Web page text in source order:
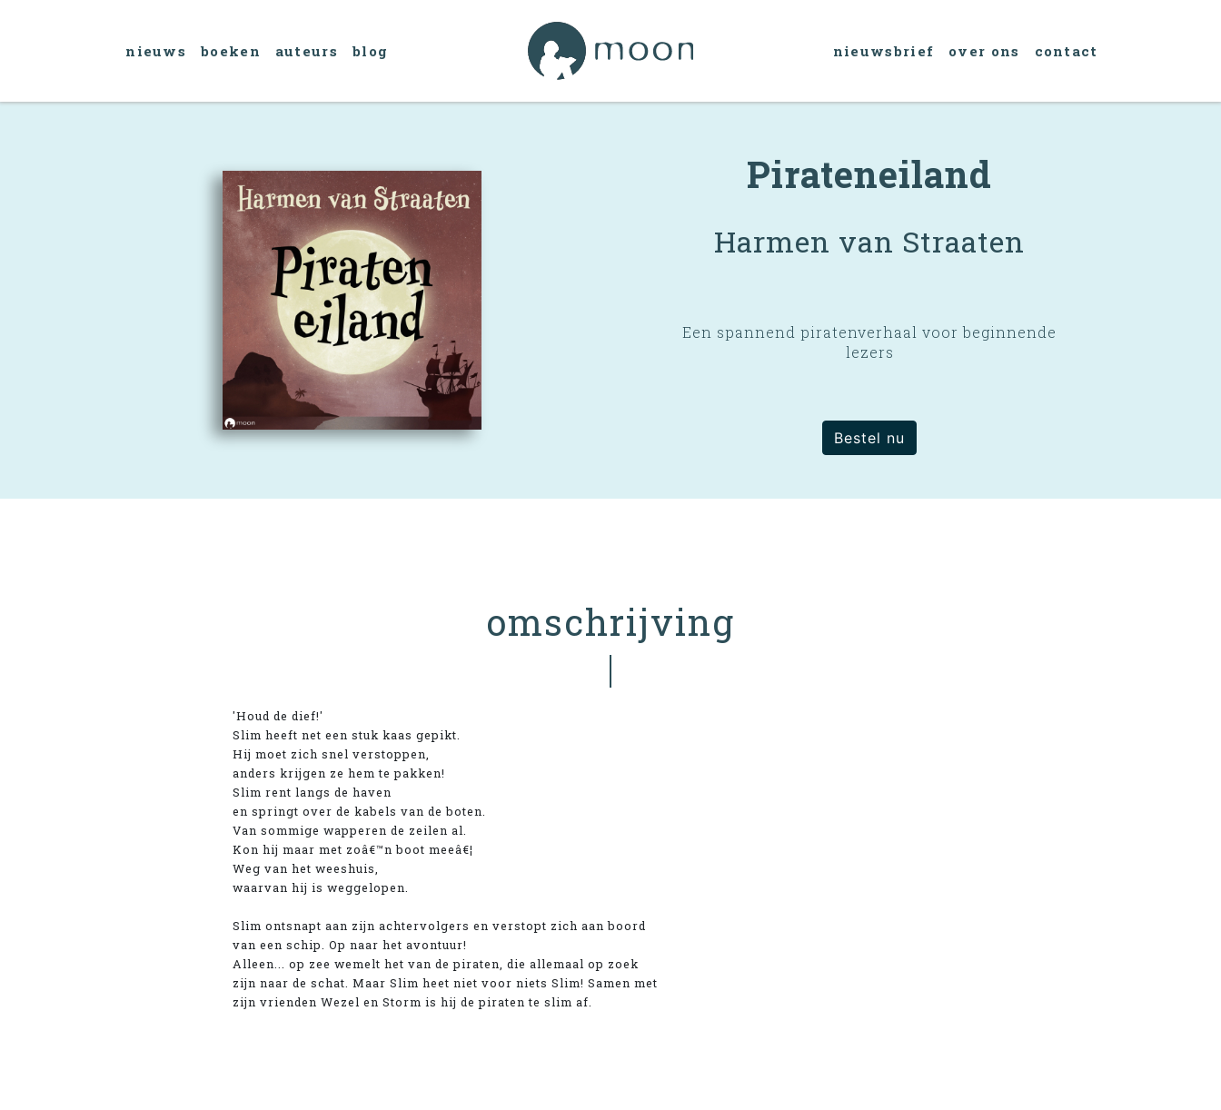
nieuws boeken auteurs blog nieuwsbrief over ons contact
Pirateneiland
Harmen van Straaten
Een spannend piratenverhaal voor beginnende
lezers
Bestel nu
omschrijving
'Houd de dief!'
Slim heeft net een stuk kaas gepikt.
Hij moet zich snel verstoppen,
anders krijgen ze hem te pakken!
Slim rent langs de haven
en springt over de kabels van de boten.
Van sommige wapperen de zeilen al.
Kon hij maar met zoâ€™n boot meeâ€¦
Weg van het weeshuis,
waarvan hij is weggelopen.
Slim ontsnapt aan zijn achtervolgers en verstopt zich aan boord
van een schip. Op naar het avontuur!
Alleen... op zee wemelt het van de piraten, die allemaal op zoek
zijn naar de schat. Maar Slim heet niet voor niets Slim! Samen met
zijn vrienden Wezel en Storm is hij de piraten te slim af.